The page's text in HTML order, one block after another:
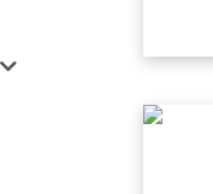
Search